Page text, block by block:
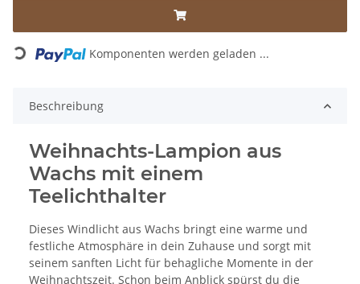
Loading... Komponenten werden geladen ...
Beschreibung
Weihnachts-Lampion aus
Wachs mit einem
Teelichthalter
Dieses Windlicht aus Wachs bringt eine warme und
festliche Atmosphäre in dein Zuhause und sorgt mit
seinem sanften Licht für behagliche Momente in der
Weihnachtszeit. Schon beim Anblick spürst du die